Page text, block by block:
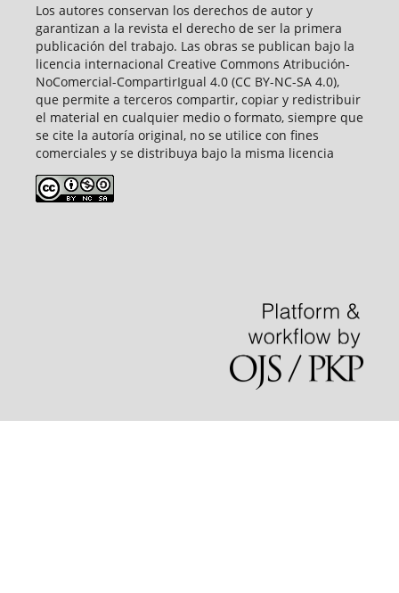
Los autores conservan los derechos de autor y
garantizan a la revista el derecho de ser la primera
publicación del trabajo. Las obras se publican bajo la
licencia internacional Creative Commons Atribución-
NoComercial-CompartirIgual 4.0 (CC BY-NC-SA 4.0),
que permite a terceros compartir, copiar y redistribuir
el material en cualquier medio o formato, siempre que
se cite la autoría original, no se utilice con fines
comerciales y se distribuya bajo la misma licencia